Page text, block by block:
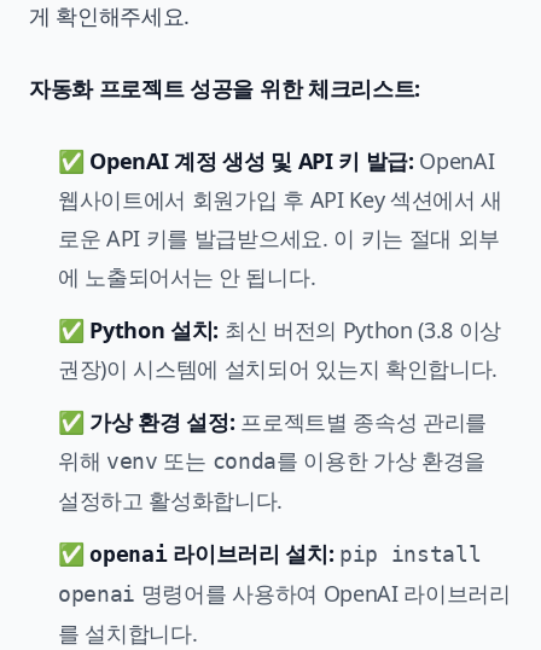
게 확인해주세요.
자동화 프로젝트 성공을 위한 체크리스트:
✅ OpenAI 계정 생성 및 API 키 발급: OpenAI
웹사이트에서 회원가입 후 API Key섹션에서 새
로운 API 키를 발급받으세요. 이 키는 절대 외부
에 노출되어서는 안 됩니다.
✅ Python 설치: 최신 버전의 Python (3.8 이상
권장)이 시스템에 설치되어 있는지 확인합니다.
✅ 가상 환경 설정: 프로젝트별 종속성 관리를
위해 venv 또는 conda를 이용한 가상 환경을
설정하고 활성화합니다.
✅openai라이브러리 설치: pip install
openai 명령어를 사용하여 OpenAI 라이브러리
를 설치합니다.